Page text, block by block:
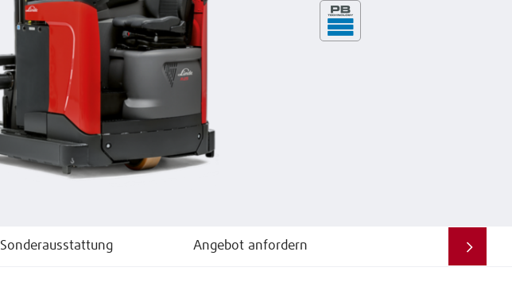
Sonderausstattung Angebot anfordern